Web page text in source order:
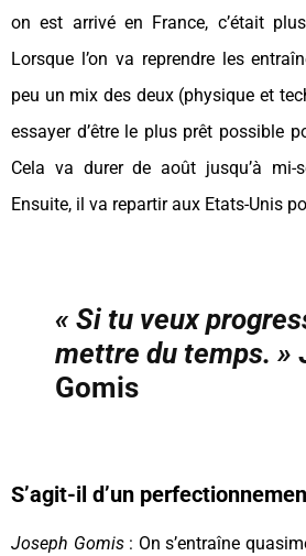
on est arrivé en France, c’était
Lorsque l’on va reprendre les
peu un mix des deux (physique et
essayer d’être le plus prêt possible
Cela va durer de août jusqu’à mi-
Ensuite, il va repartir aux Etats-Unis
« Si tu veux
mettre du temps. »
Gomis
S’agit-il d’un
Joseph Gomis: On s’entraîne